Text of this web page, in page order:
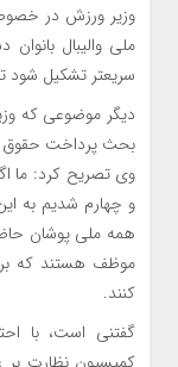
وزیر ورزش در خصوص
ملی والیبال
سریعتر تشکیل شود
دیگر موضوعی که
بحث پرداخت حقوق
و چهارم شدیم به
همه ملی پوشان
موظف هستند که
کنند.
گفتنی است، با